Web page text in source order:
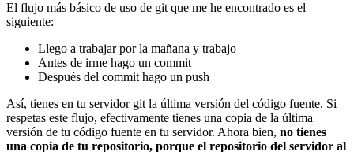
El flujo más básico de uso de git que me he encontrado es el
siguiente:
Llego a trabajar por la mañana y trabajo
Antes de irme hago un commit
Después del commit hago un push
Así, tienes en tu servidor git la última versión del código fuente. Si
respetas este flujo, efectivamente tienes una copia de la última
versión de tu código fuente en tu servidor. Ahora bien, no tienes
una copia de tu repositorio, porque el repositorio del servidor al